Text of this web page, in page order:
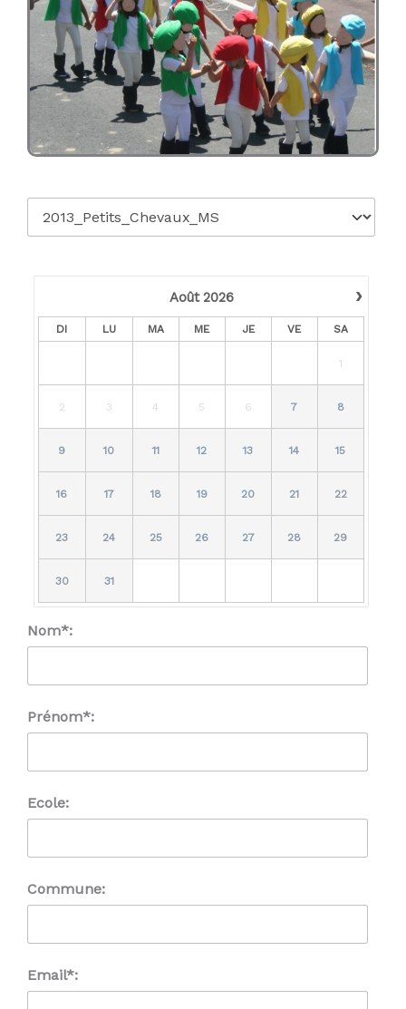
›
Août 2026
DI LU MA ME JE VE SA
1
2 3 4 5 6 7 8
9 10 11 12 13 14 15
16 17 18 19 20 21 22
23 24 25 26 27 28 29
30 31
Nom*:
Prénom*:
Ecole:
Commune:
Email*: